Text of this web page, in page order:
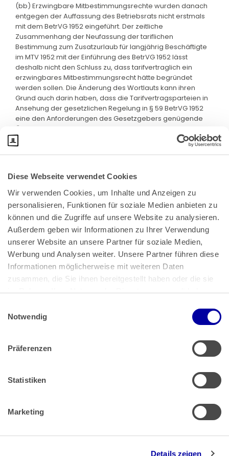
Diese Webseite verwendet Cookies
Wir verwenden Cookies, um Inhalte und Anzeigen zu
personalisieren, Funktionen für soziale Medien anbieten zu
können und die Zugriffe auf unsere Website zu analysieren.
Außerdem geben wir Informationen zu Ihrer Verwendung
unserer Website an unsere Partner für soziale Medien,
Werbung und Analysen weiter. Unsere Partner führen diese
Informationen möglicherweise mit weiteren Daten
zusammen, die Sie ihnen bereitgestellt haben oder die sie
im Rahmen Ihrer Nutzung der Dienste gesammelt haben.
Impressum
Notwendig
Präferenzen
Statistiken
Marketing
Details zeigen
(bb) Erzwingbare Mitbestimmungsrechte wurden danach
entgegen der Auffassung des Betriebsrats nicht erstmals
mit dem BetrVG 1952 eingeführt. Der zeitliche
Zusammenhang der Neufassung der tariflichen
Bestimmung zum Zusatzurlaub für langjährig Beschäftigte
im MTV 1952 mit der Einführung des BetrVG 1952 lässt
deshalb nicht den Schluss zu, dass tarifvertraglich ein
erzwingbares Mitbestimmungsrecht hätte begründet
werden sollen. Die Änderung des Wortlauts kann ihren
Grund auch darin haben, dass die Tarifvertragsparteien in
Ansehung der gesetzlichen Regelung in § 59 BetrVG 1952
eine den Anforderungen des Gesetzgebers genügende
Öffnungsklausel schaffen wollten.
Bundeskanzlerplatz 2
53113 Bonn
Pressemitteilungen|AGB
Impressum|Datenschutz
Muster Widerrufsformular (PDF)
Barrierefreiheit